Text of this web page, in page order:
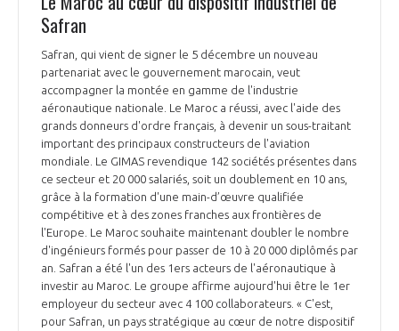
Safran
Safran, qui vient de signer le 5 décembre un nouveau
partenariat avec le gouvernement marocain, veut
accompagner la montée en gamme de l'industrie
aéronautique nationale. Le Maroc a réussi, avec l'aide des
grands donneurs d'ordre français, à devenir un sous-traitant
important des principaux constructeurs de l'aviation
mondiale. Le GIMAS revendique 142 sociétés présentes dans
ce secteur et 20 000 salariés, soit un doublement en 10 ans,
grâce à la formation d'une main-d’œuvre qualifiée
compétitive et à des zones franches aux frontières de
l'Europe. Le Maroc souhaite maintenant doubler le nombre
d'ingénieurs formés pour passer de 10 à 20 000 diplômés par
an. Safran a été l'un des 1ers acteurs de l'aéronautique à
investir au Maroc. Le groupe affirme aujourd'hui être le 1er
employeur du secteur avec 4 100 collaborateurs. « C'est,
pour Safran, un pays stratégique au cœur de notre dispositif